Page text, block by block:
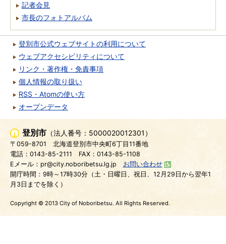
記者会見
市長のフォトアルバム
登別市公式ウェブサイトの利用について
ウェブアクセシビリティについて
リンク・著作権・免責事項
個人情報の取り扱い
RSS・Atomの使い方
オープンデータ
登別市 （法人番号：5000020012301）
〒059-8701
北海道登別市中央町6丁目11番地
電話：0143-85-2111
FAX：0143-85-1108
Eメール：pr@city.noboribetsu.lg.jp
お問い合わせ
開庁時間：9時～17時30分（土・日曜日、祝日、12月29日から翌年1
月3日までを除く）
Copyright © 2013 City of Noboribetsu. All Rights Reserved.